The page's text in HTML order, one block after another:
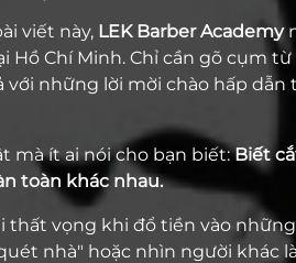
viết này, LEK Barber Academy
Hồ Chí Minh. Chỉ cần gõ cụm từ
những lời mời chào hấp
mà ít ai nói cho bạn biết:Biết
toàn khác nhau.
thất vọng khi đổ tiền vào
nhà" hoặc nhìn người khác